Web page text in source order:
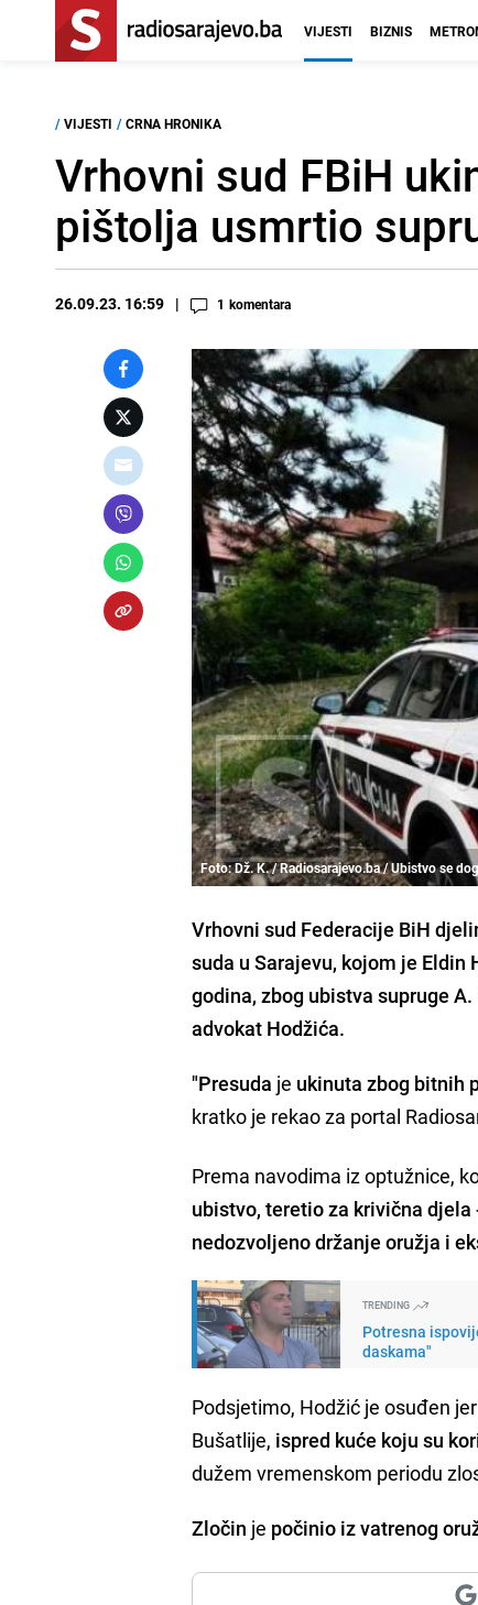
VIJESTI BIZNIS
/ VIJESTI / CRNA HRONIKA
Vrhovni sud FBiH
pištolja usmrtio
26.09.23. 16:59 1 komentara
Foto: Dž. K. / Radiosarajevo.ba / Ubistvo se
Vrhovni sud Federacije BiH
suda u Sarajevu, kojom je
godina, zbog ubistva supruge
advokat Hodžića.
"Presuda je ukinuta zbog bitnih
kratko je rekao za portal
Prema navodima iz optužnice,
ubistvo, teretio za krivična
nedozvoljeno držanje oružja i
TRENDING
Potresna
daskama"
Podsjetimo, Hodžić je osuđen
Bušatlije, ispred kuće koju su
dužem vremenskom periodu
Zločin je počinio iz vatrenog